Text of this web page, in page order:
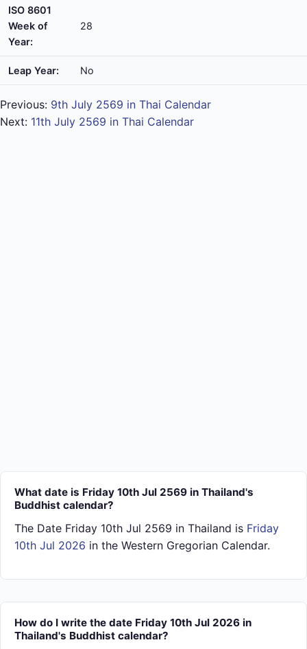
ISO 8601
Week of
Year:
28
Leap Year: No
Previous: 9th July 2569 in Thai Calendar
Next: 11th July 2569 in Thai Calendar
What date is Friday 10th Jul 2569 in Thailand's
Buddhist calendar?
The Date Friday 10th Jul 2569 in Thailand is Friday
10th Jul 2026 in the Western Gregorian Calendar.
How do I write the date Friday 10th Jul 2026 in
Thailand's Buddhist calendar?